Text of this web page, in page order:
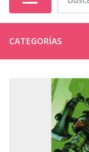
CATEGORÍAS